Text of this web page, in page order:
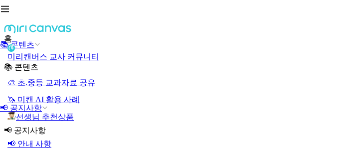
📚 콘텐츠
📢 공지사항
홈
미리캔버스 교사 커뮤니티
📚 콘텐츠
🎨 초.중등 교과자료 공유
🦄 미캔 AI 활용 사례
선생님 추천상품
📢 공지사항
📢 안내 사항